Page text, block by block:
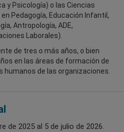
y Psicología) o las Ciencias
Pedagogía, Educación Infantil,
Antropología, ADE,
Laborales).
de tres o más años, o bien
en las áreas de formación de
de las organizaciones.
de 2025 al 5 de julio de 2026.